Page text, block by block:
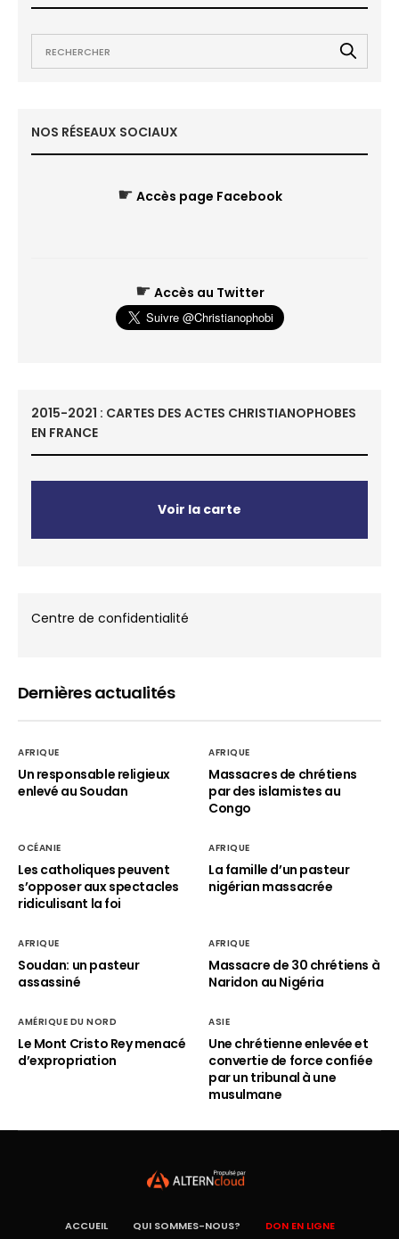
NOS RÉSEAUX SOCIAUX
☛ Accès page Facebook
☛ Accès au Twitter
2015-2021 : CARTES DES ACTES CHRISTIANOPHOBES
EN FRANCE
Voir la carte
Centre de confidentialité
Dernières actualités
AFRIQUE
Un responsable religieux
enlevé au Soudan
AFRIQUE
Massacres de chrétiens
par des islamistes au
Congo
OCÉANIE
Les catholiques peuvent
s’opposer aux spectacles
ridiculisant la foi
AFRIQUE
La famille d’un pasteur
nigérian massacrée
AFRIQUE
Soudan: un pasteur
assassiné
AFRIQUE
Massacre de 30 chrétiens à
Naridon au Nigéria
AMÉRIQUE DU NORD
Le Mont Cristo Rey menacé
d’expropriation
ASIE
Une chrétienne enlevée et
convertie de force confiée
par un tribunal à une
musulmane
ACCUEIL QUI SOMMES-NOUS? DON EN LIGNE